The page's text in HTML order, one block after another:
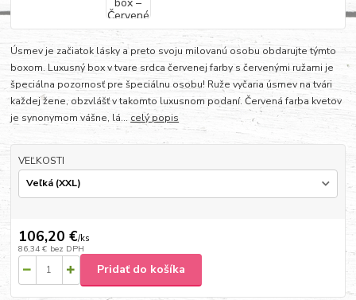
Úsmev je začiatok lásky a preto svoju milovanú osobu obdarujte týmto
boxom. Luxusný box v tvare srdca červenej farby s červenými ružami je
špeciálna pozornosť pre špeciálnu osobu! Ruže vyčaria úsmev na tvári
každej žene, obzvlášť v takomto luxusnom podaní. Červená farba kvetov
je synonymom vášne, lá...celý popis
VEĽKOSTI
106,20 €/ks
86,34 € bez DPH
Pridať do košíka